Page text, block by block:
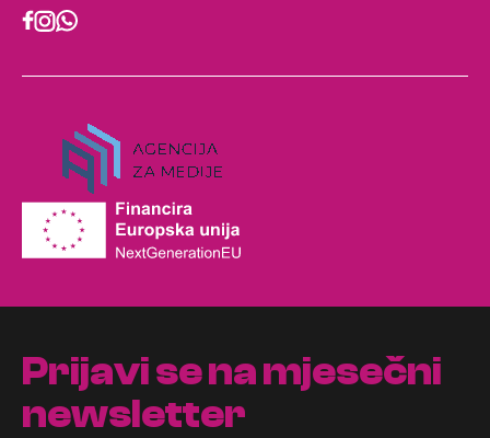
Prijavi se na mjesečni
newsletter